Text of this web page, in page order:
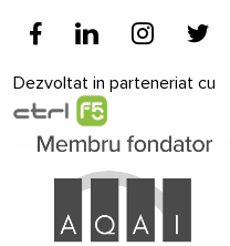
Dezvoltat in parteneriat cu